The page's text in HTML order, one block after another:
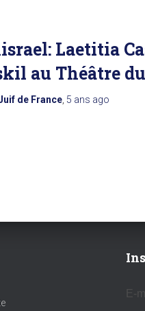
Laetitia
au Théâtre
de France, 5 ans ago
E-